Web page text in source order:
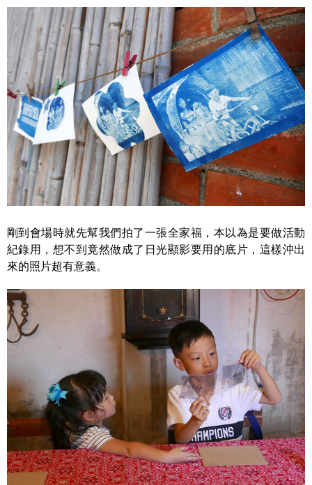
剛到會場時就先幫我們拍了一張全家福，本以為是要做活動
紀錄用，想不到竟然做成了日光顯影要用的底片，這樣沖出
來的照片超有意義。